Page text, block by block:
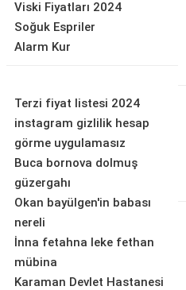
Viski Fiyatları 2024
Soğuk Espriler
Alarm Kur
Terzi fiyat listesi 2024
instagram gizlilik hesap
görme uygulamasız
Buca bornova dolmuş
güzergahı
Okan bayülgen'in babası
nereli
İnna fetahna leke fethan
mübina
Karaman Devlet Hastanesi